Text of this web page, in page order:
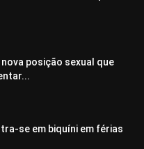
nova posição sexual que
se em biquíni em férias